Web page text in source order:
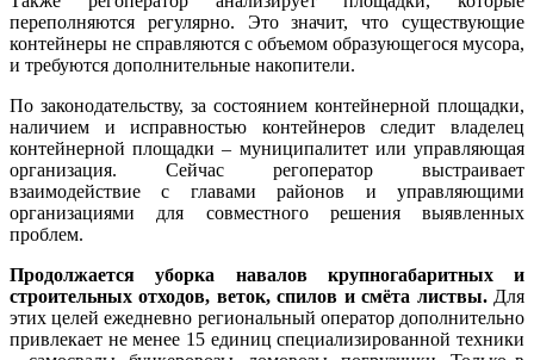
переполняются регулярно. Это значит, что существующие
контейнеры не справляются с объемом образующегося мусора,
и требуются дополнительные накопители.
По законодательству, за состоянием контейнерной площадки,
наличием и исправностью контейнеров следит владелец
контейнерной площадки – муниципалитет или управляющая
организация. Сейчас регоператор выстраивает
взаимодействие с главами районов и управляющими
организациями для совместного решения выявленных
проблем.
Продолжается уборка навалов крупногабаритных и
строительных отходов, веток, спилов и смёта листвы.Для
этих целей ежедневно региональный оператор дополнительно
привлекает не менее 15 единиц специализированной техники